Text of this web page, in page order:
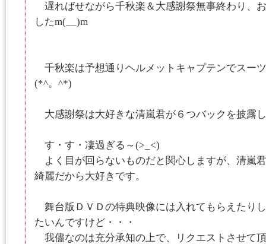
遅ればせながら千秋楽＆大感謝祭無事終わり、
したm(__)m
千秋楽は予想通りヘルメットキャプテンでスー
(*^。^*)
大感謝祭は大好きな清嵐君が６つバックを披露
す・す・凄過ぎる～(>_<)
よく目が回らないものだと関心しますが、清嵐
綺麗だから大好きです。
舞台版ＤＶＤの特典映像には入れてもらえたり
たいんですけど・・・
我儘なのは充分承知の上で、リクエストさせて